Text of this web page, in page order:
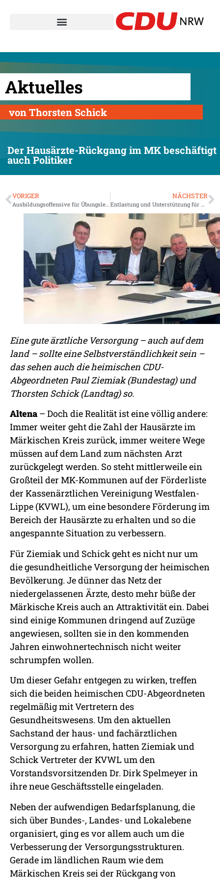
Aktuelles
von Thorsten Schick
Der Hausärzte-Rückgang im MK beschäftigt
auch Politiker
VORIGER
Ausbildungsoffensive für Übungsleiter
NÄCHSTER
Entlastung und Unterstützung für Kindertagesbetreuung – Land setzt Kita-Helfer-Programm fort
Eine gute ärztliche Versorgung – auch auf dem
land – sollte eine Selbstverständlichkeit sein –
das sehen auch die heimischen CDU-
Abgeordneten Paul Ziemiak (Bundestag) und
Thorsten Schick (Landtag) so.
Altena– Doch die Realität ist eine völlig andere:
Immer weiter geht die Zahl der Hausärzte im
Märkischen Kreis zurück, immer weitere Wege
müssen auf dem Land zum nächsten Arzt
zurückgelegt werden. So steht mittlerweile ein
Großteil der MK-Kommunen auf der Förderliste
der Kassenärztlichen Vereinigung Westfalen-
Lippe (KVWL), um eine besondere Förderung im
Bereich der Hausärzte zu erhalten und so die
angespannte Situation zu verbessern.
Für Ziemiak und Schick geht es nicht nur um
die gesundheitliche Versorgung der heimischen
Bevölkerung. Je dünner das Netz der
niedergelassenen Ärzte, desto mehr büße der
Märkische Kreis auch an Attraktivität ein. Dabei
sind einige Kommunen dringend auf Zuzüge
angewiesen, sollten sie in den kommenden
Jahren einwohnertechnisch nicht weiter
schrumpfen wollen.
Um dieser Gefahr entgegen zu wirken, treffen
sich die beiden heimischen CDU-Abgeordneten
regelmäßig mit Vertretern des
Gesundheitswesens. Um den aktuellen
Sachstand der haus- und fachärztlichen
Versorgung zu erfahren, hatten Ziemiak und
Schick Vertreter der KVWL um den
Vorstandsvorsitzenden Dr. Dirk Spelmeyer in
ihre neue Geschäftsstelle eingeladen.
Neben der aufwendigen Bedarfsplanung, die
sich über Bundes-, Landes- und Lokalebene
organisiert, ging es vor allem auch um die
Verbesserung der Versorgungsstrukturen.
Gerade im ländlichen Raum wie dem
Märkischen Kreis sei der Rückgang von